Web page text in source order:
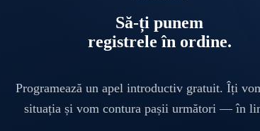
Să-ți punem
registrele în ordine.
Programează un apel introductiv gratuit. Îți
situația și vom contura pașii următori — în